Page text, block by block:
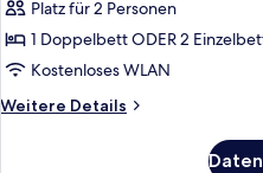
Superior-
Doppelzimmer,
Stadtblick
anzeigen
Platz für 2 Personen
1 Doppelbett ODER 2
Kostenloses WLAN
Weitere Details
Weitere